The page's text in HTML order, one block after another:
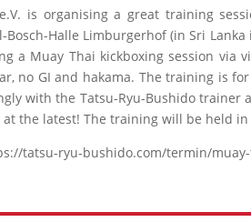
is organising a great training
Halle Limburgerhof (in Sri
a Muay Thai kickboxing session via
no GI and hakama. The training is
with the Tatsu-Ryu-Bushido trainer
at the latest! The training will be held in
tatsu-ryu-bushido.com/termin/